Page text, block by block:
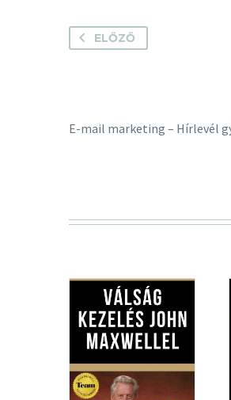
ELŐZŐ
E-mail marketing – Hírlevél